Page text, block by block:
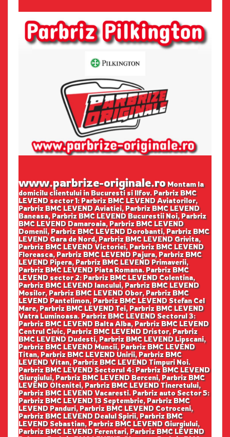
www.parbrize-originale.roMontam la
domicilu clientului in Bucuresti si Ilfov. Parbriz BMC
LEVEND sector 1: Parbriz BMC LEVEND Aviatorilor,
Parbriz BMC LEVEND Aviatiei, Parbriz BMC LEVEND
Baneasa, Parbriz BMC LEVEND Bucurestii Noi, Parbriz
BMC LEVEND Damaroaia, Parbriz BMC LEVEND
Domenii, Parbriz BMC LEVEND Dorobanti, Parbriz BMC
LEVEND Gara de Nord, Parbriz BMC LEVEND Grivita,
Parbriz BMC LEVEND Victoriei, Parbriz BMC LEVEND
Floreasca, Parbriz BMC LEVEND Pajura, Parbriz BMC
LEVEND Pipera, Parbriz BMC LEVEND Primaverii,
Parbriz BMC LEVEND Piata Romana. Parbriz BMC
LEVEND sector 2: Parbriz BMC LEVEND Colentina,
Parbriz BMC LEVEND Iancului, Parbriz BMC LEVEND
Mosilor, Parbriz BMC LEVEND Obor, Parbriz BMC
LEVEND Pantelimon, Parbriz BMC LEVEND Stefan Cel
Mare, Parbriz BMC LEVEND Tei, Parbriz BMC LEVEND
Vatra Luminoasa. Parbriz BMC LEVEND Sectorul 3:
Parbriz BMC LEVEND Balta Alba, Parbriz BMC LEVEND
Centrul Civic, Parbriz BMC LEVEND Dristor, Parbriz
BMC LEVEND Dudesti, Parbriz BMC LEVEND Lipscani,
Parbriz BMC LEVEND Muncii, Parbriz BMC LEVEND
Titan, Parbriz BMC LEVEND Unirii, Parbriz BMC
LEVEND Vitan, Parbriz BMC LEVEND Timpuri Noi.
Parbriz BMC LEVEND Sectorul 4: Parbriz BMC LEVEND
Giurgiului, Parbriz BMC LEVEND Berceni, Parbriz BMC
LEVEND Oltenitei, Parbriz BMC LEVEND Tineretului,
Parbriz BMC LEVEND Vacaresti. Parbriz auto Sector 5:
Parbriz BMC LEVEND 13 Septembrie, Parbriz BMC
LEVEND Panduri, Parbriz BMC LEVEND Cotroceni,
Parbriz BMC LEVEND Dealul Spirii, Parbriz BMC
LEVEND Sebastian, Parbriz BMC LEVEND Giurgiului,
Parbriz BMC LEVEND Ferentari, Parbriz BMC LEVEND